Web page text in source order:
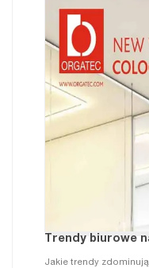
Trendy biurowe
Jakie trendy